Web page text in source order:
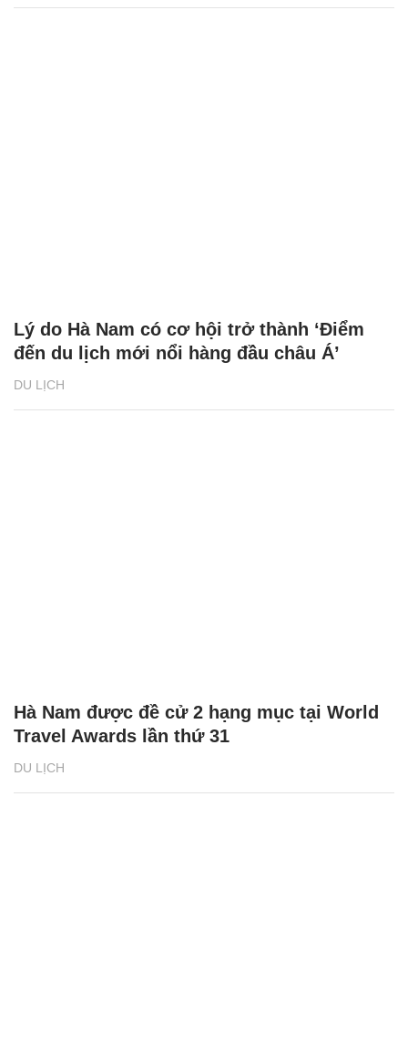
DU LỊCH
Lý do Hà Nam có cơ hội trở thành ‘Điểm
đến du lịch mới nổi hàng đầu châu Á’
DU LỊCH
Hà Nam được đề cử 2 hạng mục tại World
Travel Awards lần thứ 31